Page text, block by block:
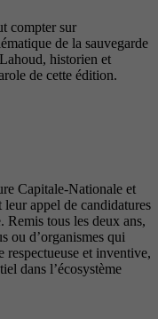
compter sur
de la sauvegarde
historien et
de cette édition.
Capitale-Nationale et
appel de candidatures
tous les deux ans,
ou d’organismes qui
respectueuse et inventive,
dans l’écosystème